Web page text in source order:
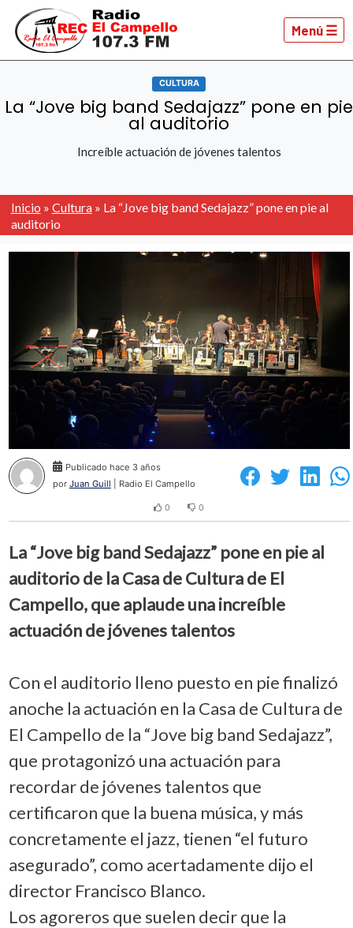
Menú ☰
CULTURA
La “Jove big band Sedajazz” pone en pie
al auditorio
Increíble actuación de jóvenes talentos
Inicio » Cultura» La “Jove big band Sedajazz” pone en pie al
auditorio
Publicado hace 3 años
por Juan Guill | Radio El Campello
0 0
La “Jove big band Sedajazz” pone en pie al
auditorio de la Casa de Cultura de El
Campello, que aplaude una increíble
actuación de jóvenes talentos
Con el auditorio lleno puesto en pie finalizó
anoche la actuación en la Casa de Cultura de
El Campello de la “Jove big band Sedajazz”,
que protagonizó una actuación para
recordar de jóvenes talentos que
certificaron que la buena música, y más
concretamente el jazz, tienen “el futuro
asegurado”, como acertadamente dijo el
director Francisco Blanco.
Los agoreros que suelen decir que la